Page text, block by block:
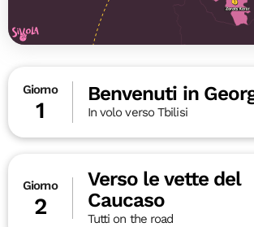
Giorno
1
Benvenuti in
In volo verso Tbilisi
Giorno
2
Verso le vette del
Caucaso
Tutti on the road